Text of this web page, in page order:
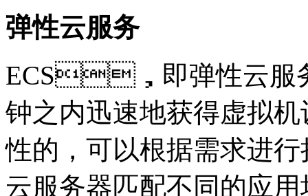
弹性云服务
ECS，即弹性云服务
钟之内迅速地获得虚拟机
性的，可以根据需求
云服务器匹配不同的应用